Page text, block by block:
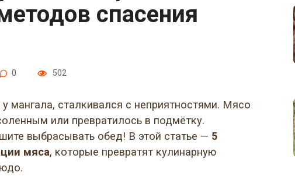
спасения
0 502
мангала, сталкивался с неприятностями. Мясо
или превратилось в подмётку.
выбрасывать обед! В этой статье — 5
мяса, которые превратят кулинарную